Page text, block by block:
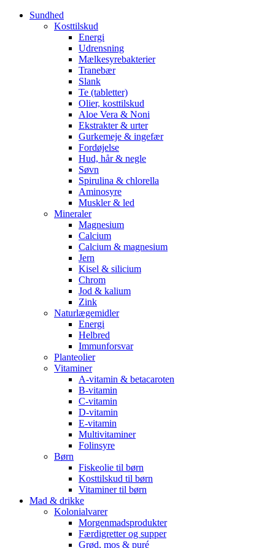
Sundhed
Kosttilskud
Energi
Udrensning
Mælkesyrebakterier
Tranebær
Slank
Te (tabletter)
Olier, kosttilskud
Aloe Vera & Noni
Ekstrakter & urter
Gurkemeje & ingefær
Fordøjelse
Hud, hår & negle
Søvn
Spirulina & chlorella
Aminosyre
Muskler & led
Mineraler
Magnesium
Calcium
Calcium & magnesium
Jern
Kisel & silicium
Chrom
Jod & kalium
Zink
Naturlægemidler
Energi
Helbred
Immunforsvar
Planteolier
Vitaminer
A-vitamin & betacaroten
B-vitamin
C-vitamin
D-vitamin
E-vitamin
Multivitaminer
Folinsyre
Børn
Fiskeolie til børn
Kosttilskud til børn
Vitaminer til børn
Mad & drikke
Kolonialvarer
Morgenmadsprodukter
Færdigretter og supper
Grød, mos & puré